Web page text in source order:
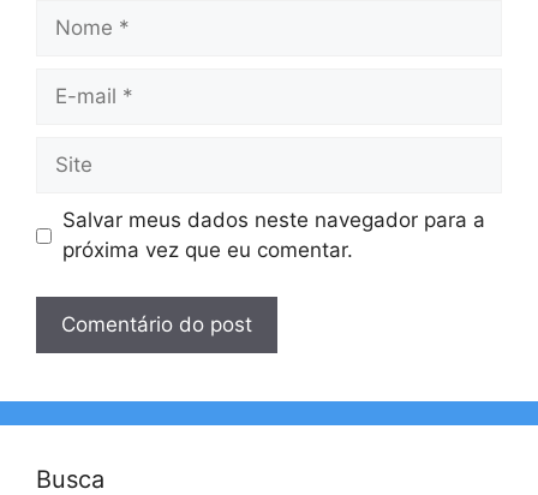
Nome
Site
Salvar meus dados neste navegador para a
próxima vez que eu comentar.
Busca